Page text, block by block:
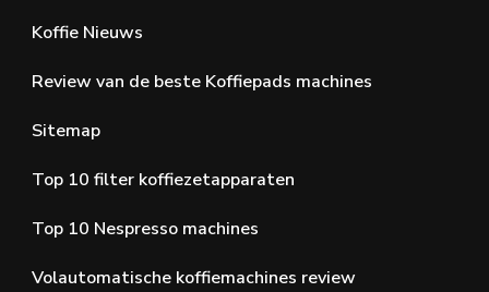
Koffie Nieuws
Review van de beste Koffiepads machines
Sitemap
Top 10 filter koffiezetapparaten
Top 10 Nespresso machines
Volautomatische koffiemachines review